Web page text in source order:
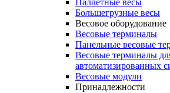
Паллетные весы
Большегрузные весы
Весовое оборудование
Весовые терминалы
Панельные весовые
Весовые терминалы
автоматизированных
Весовые модули
Принадлежности